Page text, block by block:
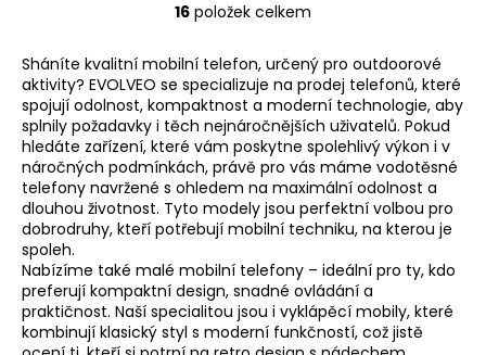
O
l
á
d
a
c
í
p
r
v
k
y
v
16 položek celkem
Sháníte kvalitní mobilní telefon, určený pro outdoorové
aktivity? EVOLVEO se specializuje na prodej telefonů, které
spojují odolnost, kompaktnost a moderní technologie, aby
splnily požadavky i těch nejnáročnějších uživatelů. Pokud
hledáte zařízení, které vám poskytne spolehlivý výkon i v
náročných podmínkách, právě pro vás máme vodotěsné
telefony navržené s ohledem na maximální odolnost a
dlouhou životnost. Tyto modely jsou perfektní volbou pro
dobrodruhy, kteří potřebují mobilní techniku, na kterou je
spoleh.
Nabízíme také malé mobilní telefony – ideální pro ty, kdo
preferují kompaktní design, snadné ovládání a
praktičnost. Naší specialitou jsou i vyklápěcí mobily, které
kombinují klasický styl s moderní funkčností, což jistě